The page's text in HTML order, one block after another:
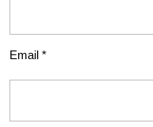
Email *